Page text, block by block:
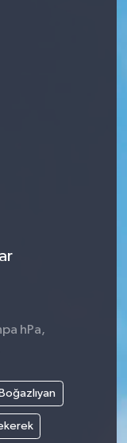
hPa,
Boğazlıyan